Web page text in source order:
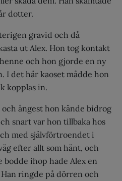
dotter.
gravid och då
ut Alex. Hon tog kontakt
och hon gjorde en ny
I det här kaoset mådde hon
kopplas in.
ångest hon kände bidrog
snart var hon tillbaka hos
med självförtroendet i
efter allt som hänt, och
ihop hade Alex en
ringde på dörren och